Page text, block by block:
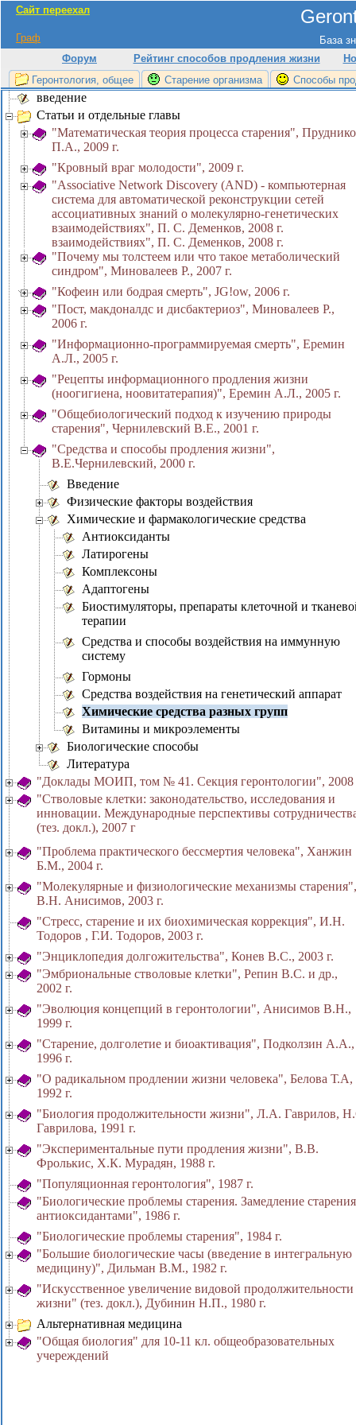
Сайт переехал
База
Граф
Форум
Рейтинг способов продления жизни
Геронтология, общее
Старение организма Способы
введение
Статьи и отдельные главы
"Математическая теория процесса старения",
П.А., 2009 г.
"Кровный враг молодости", 2009 г.
"Associative Network Discovery (AND) - компьютерная
система для автоматической реконструкции сетей
ассоциативных знаний о молекулярно-генетических
взаимодействиях", П. С. Деменков, 2008 г.
взаимодействиях", П. С. Деменков, 2008 г.
"Почему мы толстеем или что такое метаболический
синдром", Миновалеев Р., 2007 г.
"Кофеин или бодрая смерть", JG!ow, 2006 г.
"Пост, макдоналдс и дисбактериоз", Миновалеев Р.,
2006 г.
"Информационно-программируемая смерть", Еремин
А.Л., 2005 г.
"Рецепты информационного продления жизни
(ноогигиена, ноовитатерапия)", Еремин А.Л., 2005 г.
"Общебиологический подход к изучению природы
старения", Чернилевский В.Е., 2001 г.
"Средства и способы продления жизни",
В.Е.Чернилевский, 2000 г.
Введение
Физические факторы воздействия
Химические и фармакологические средства
Антиоксиданты
Латирогены
Комплексоны
Адаптогены
Биостимуляторы, препараты клеточной и
терапии
Средства и способы воздействия на иммунную
систему
Гормоны
Средства воздействия на генетический аппарат
Химические средства разных групп
Витамины и микроэлементы
Биологические способы
Литература
"Доклады МОИП, том № 41. Секция геронтологии", 2008
"Стволовые клетки: законодательство, исследования и
инновации. Международные перспективы
(тез. докл.), 2007 г
"Проблема практического бессмертия человека", Ханжин
Б.М., 2004 г.
"Молекулярные и физиологические механизмы старения",
В.Н. Анисимов, 2003 г.
"Стресс, старение и их биохимическая коррекция", И.Н.
Тодоров , Г.И. Тодоров, 2003 г.
"Энциклопедия долгожительства", Конев В.С., 2003 г.
"Эмбриональные стволовые клетки", Репин В.С. и др.,
2002 г.
"Эволюция концепций в геронтологии", Анисимов В.Н.,
1999 г.
"Старение, долголетие и биоактивация", Подколзин А.А.,
1996 г.
"О радикальном продлении жизни человека", Белова Т.А,
1992 г.
"Биология продолжительности жизни", Л.А. Гаврилов,
Гаврилова, 1991 г.
"Экспериментальные пути продления жизни", В.В.
Фролькис, X.К. Мурадян, 1988 г.
"Популяционная геронтология", 1987 г.
"Биологические проблемы старения. Замедление старения
антиоксидантами", 1986 г.
"Биологические проблемы старения", 1984 г.
"Большие биологические часы (введение в интегральную
медицину)", Дильман В.М., 1982 г.
"Искусственное увеличение видовой продолжительности
жизни" (тез. докл.), Дубинин Н.П., 1980 г.
Альтернативная медицина
"Общая биология" для 10-11 кл. общеобразовательных
учереждений